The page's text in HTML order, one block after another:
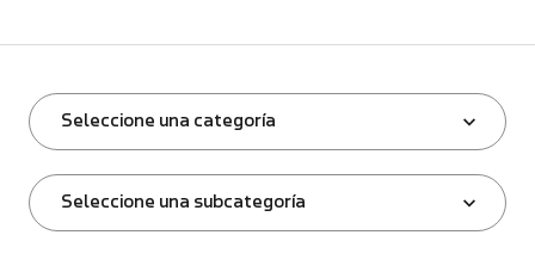
Seleccione una categoría
Seleccione una subcategoría